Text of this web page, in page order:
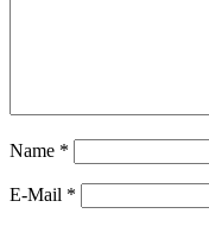
Name *
E-Mail *